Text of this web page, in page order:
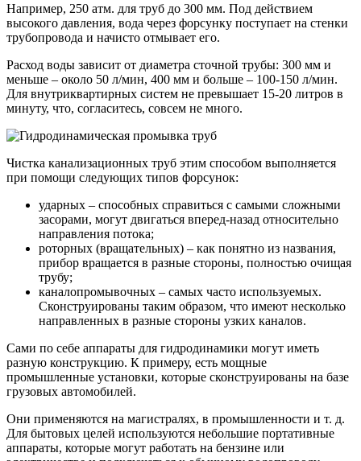
Например, 250 атм. для труб до 300 мм. Под действием
высокого давления, вода через форсунку поступает на стенки
трубопровода и начисто отмывает его.
Расход воды зависит от диаметра сточной трубы: 300 мм и
меньше – около 50 л/мин, 400 мм и больше – 100-150 л/мин.
Для внутриквартирных систем не превышает 15-20 литров в
минуту, что, согласитесь, совсем не много.
Чистка канализационных труб этим способом выполняется
при помощи следующих типов форсунок:
ударных – способных справиться с самыми сложными
засорами, могут двигаться вперед-назад относительно
направления потока;
роторных (вращательных) – как понятно из названия,
прибор вращается в разные стороны, полностью очищая
трубу;
каналопромывочных – самых часто используемых.
Сконструированы таким образом, что имеют несколько
направленных в разные стороны узких каналов.
Сами по себе аппараты для гидродинамики могут иметь
разную конструкцию. К примеру, есть мощные
промышленные установки, которые сконструированы на базе
грузовых автомобилей.
Они применяются на магистралях, в промышленности и т. д.
Для бытовых целей используются небольшие портативные
аппараты, которые могут работать на бензине или